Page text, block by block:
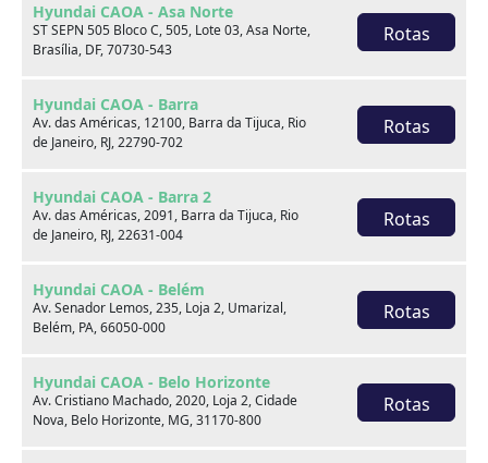
Hyundai CAOA - Asa Norte
ST SEPN 505 Bloco C, 505, Lote 03, Asa Norte,
Brasília, DF, 70730-543
Rotas
Hyundai CAOA - Barra
Av. das Américas, 12100, Barra da Tijuca, Rio
de Janeiro, RJ, 22790-702
Rotas
Hyundai CAOA - Barra 2
Av. das Américas, 2091, Barra da Tijuca, Rio
de Janeiro, RJ, 22631-004
Rotas
Hyundai CAOA - Belém
Av. Senador Lemos, 235, Loja 2, Umarizal,
Belém, PA, 66050-000
Rotas
Hyundai CAOA - Belo Horizonte
Av. Cristiano Machado, 2020, Loja 2, Cidade
Nova, Belo Horizonte, MG, 31170-800
Rotas
Venda seu usado